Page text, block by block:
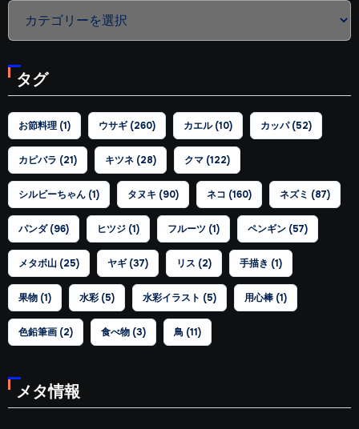
カ
リ
ー
タグ
お節料理(1) ウサギ(260) カエル(10) カッパ(52)
カピバラ (21) キツネ(28) クマ(122)
シルビーちゃん(1) タヌキ (90) ネコ (160) ネズミ (87)
パンダ(96) ヒツジ(1) フルーツ(1) ペンギン(57)
メタボ山(25) ヤギ(37) リス (2) 手描き (1)
果物(1) 水彩(5) 水彩イラスト (5) 用心棒(1)
色鉛筆画(2) 食べ物(3) 鳥(11)
メタ情報